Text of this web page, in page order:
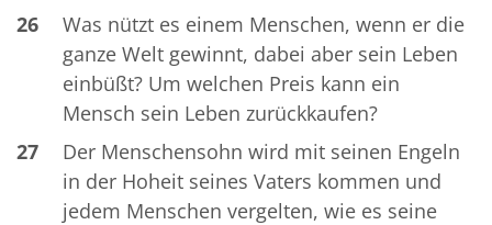
26
Was nützt es einem Menschen, wenn er die
ganze Welt gewinnt, dabei aber sein Leben
einbüßt? Um welchen Preis kann ein
Mensch sein Leben zurückkaufen?
27
Der Menschensohn wird mit seinen Engeln
in der Hoheit seines Vaters kommen und
jedem Menschen vergelten, wie es seine